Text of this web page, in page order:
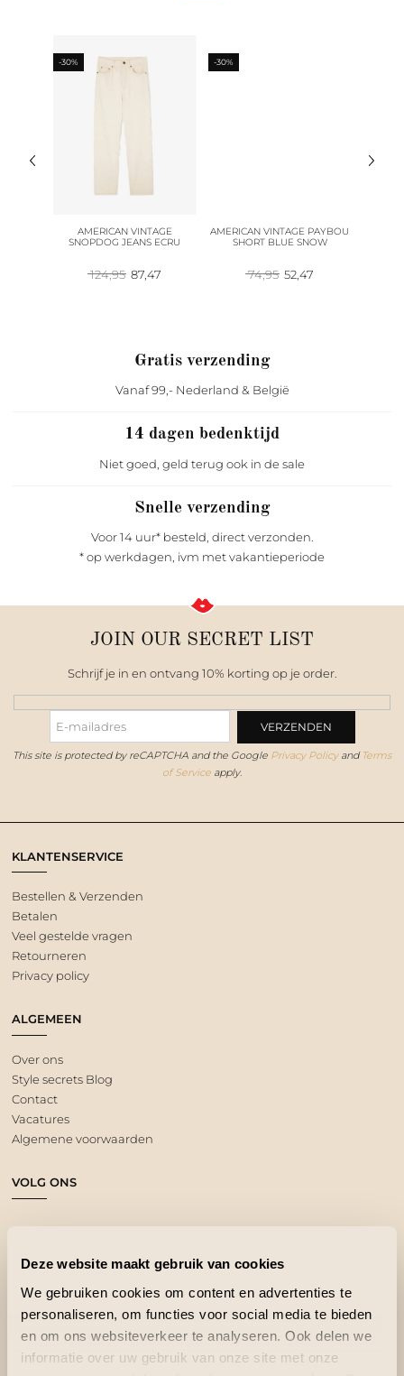
Deze website maakt gebruik van cookies
We gebruiken cookies om content en advertenties te
personaliseren, om functies voor social media te bieden
en om ons websiteverkeer te analyseren. Ook delen we
informatie over uw gebruik van onze site met onze
-30%
AMERICAN VINTAGE
SNOPDOG JEANS ECRU
124,95 Oorspronkelijke
prijs
87,47
-30%
AMERICAN VINTAGE PAYBOU
SHORT BLUE SNOW
74,95 Oorspronkelijke
prijs
52,47
Gratis verzending
Vanaf 99,- Nederland & België
14 dagen bedenktijd
Niet goed, geld terug ook in de sale
Snelle verzending
Voor 14 uur* besteld, direct verzonden.
* op werkdagen, ivm met vakantieperiode
JOIN OUR SECRET LIST
Schrijf je in en ontvang 10% korting op je order.
This site is protected by reCAPTCHA and the Google Privacy Policyand Terms
of Service apply.
KLANTENSERVICE
Bestellen & Verzenden
Betalen
Veel gestelde vragen
Retourneren
Privacy policy
ALGEMEEN
Over ons
Style secrets Blog
Contact
Vacatures
Algemene voorwaarden
VOLG ONS